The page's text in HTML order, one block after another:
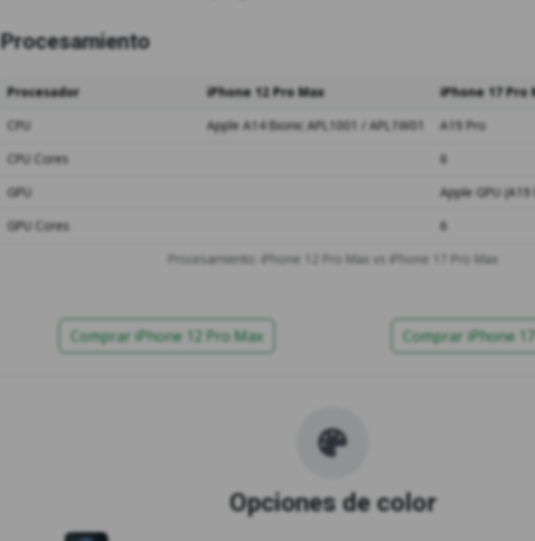
Procesamiento
Procesamiento: iPhone 12 Pro Max vs iPhone 17 Pro Max
Procesador iPhone 12 Pro Max
iPhone 17 Pro
CPU
Apple A14 Bionic APL1001 / APL1W01
A19 Pro
CPU Cores
6
GPU
Apple GPU (A19
GPU Cores
6
Comprar iPhone 12 Pro Max Comprar iPhone
Opciones de color